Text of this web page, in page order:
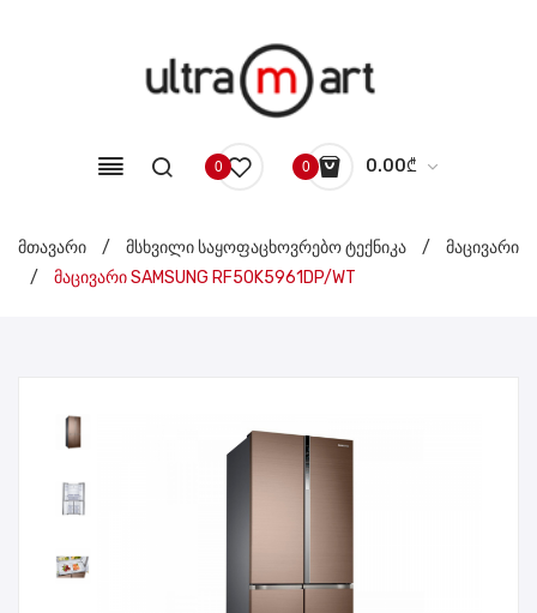
0 0 0.00₾
No products in the cart.
მთავარი / მსხვილი საყოფაცხოვრებო ტექნიკა /
მაცივარი
/
მაცივარი SAMSUNG RF50K5961DP/WT